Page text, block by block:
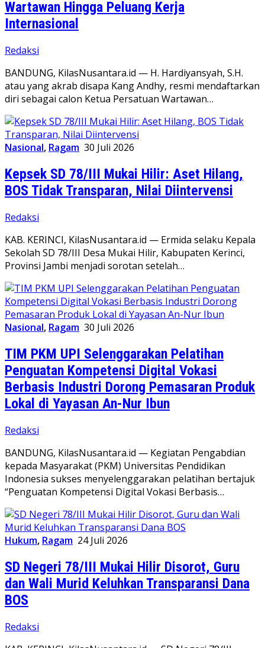
Wartawan Hingga Peluang Kerja
Internasional
Redaksi
BANDUNG, KilasNusantara.id — H. Hardiyansyah, S.H.
atau yang akrab disapa Kang Andhy, resmi mendaftarkan
diri sebagai calon Ketua Persatuan Wartawan…
Nasional, Ragam 30 Juli 2026
Kepsek SD 78/III Mukai Hilir: Aset Hilang,
BOS Tidak Transparan, Nilai Diintervensi
Redaksi
KAB. KERINCI, KilasNusantara.id — Ermida selaku Kepala
Sekolah SD 78/III Desa Mukai Hilir, Kabupaten Kerinci,
Provinsi Jambi menjadi sorotan setelah…
Nasional, Ragam 30 Juli 2026
TIM PKM UPI Selenggarakan Pelatihan
Penguatan Kompetensi Digital Vokasi
Berbasis Industri Dorong Pemasaran Produk
Lokal di Yayasan An-Nur Ibun
Redaksi
BANDUNG, KilasNusantara.id — Kegiatan Pengabdian
kepada Masyarakat (PKM) Universitas Pendidikan
Indonesia sukses menyelenggarakan pelatihan bertajuk
“Penguatan Kompetensi Digital Vokasi Berbasis…
Hukum, Ragam 24 Juli 2026
SD Negeri 78/III Mukai Hilir Disorot, Guru
dan Wali Murid Keluhkan Transparansi Dana
BOS
Redaksi